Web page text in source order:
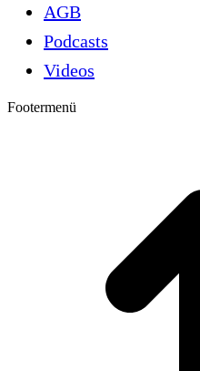
AGB
Podcasts
Videos
Footermenü